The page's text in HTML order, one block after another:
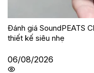
Đánh giá SoundPEATS
thiết kế siêu nhẹ
06/08/2026